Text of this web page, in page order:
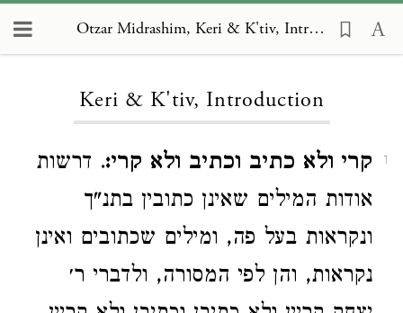
Otzar Midrashim, Keri & K'tiv, Introduction
Keri & K'tiv, Introduction
1 קרי ולא כתיב וכתיב ולא קרי:. דרשות
אודות המילים שאינן כתובין בתנ"ך
ונקראות בעל פה, ומילים שכתובים ואינן
נקראות, והן לפי המסורה, ולדברי ר׳